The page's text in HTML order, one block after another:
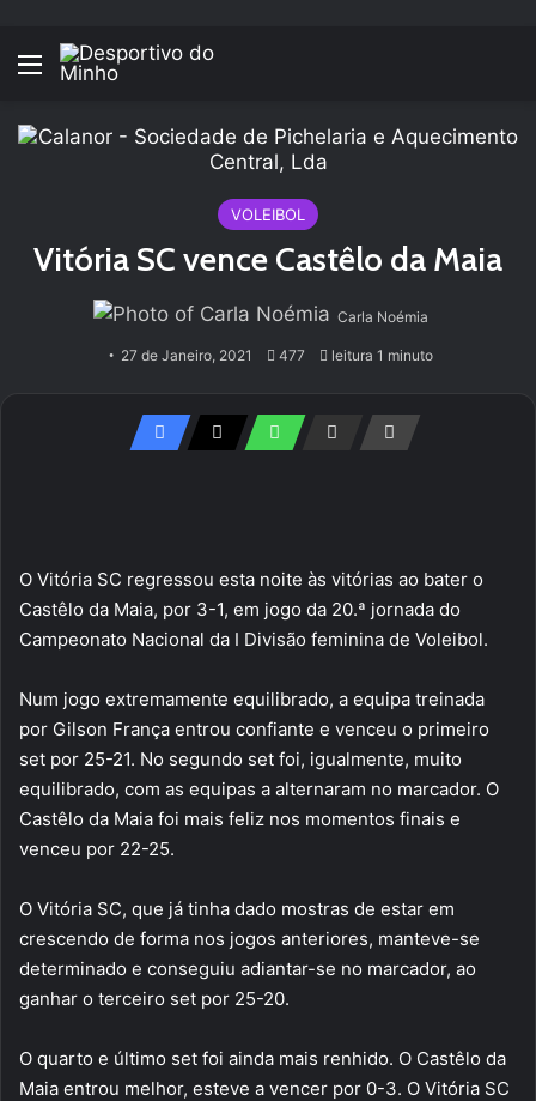
Menu
VOLEIBOL
Vitória SC vence Castêlo da Maia
Carla Noémia
27 de Janeiro, 2021 477 leitura 1 minuto
O Vitória SC regressou esta noite às vitórias ao bater o
Castêlo da Maia, por 3-1, em jogo da 20.ª jornada do
Campeonato Nacional da I Divisão feminina de Voleibol.
Num jogo extremamente equilibrado, a equipa treinada
por Gilson França entrou confiante e venceu o primeiro
set por 25-21. No segundo set foi, igualmente, muito
equilibrado, com as equipas a alternaram no marcador. O
Castêlo da Maia foi mais feliz nos momentos finais e
venceu por 22-25.
O Vitória SC, que já tinha dado mostras de estar em
crescendo de forma nos jogos anteriores, manteve-se
determinado e conseguiu adiantar-se no marcador, ao
ganhar o terceiro set por 25-20.
O quarto e último set foi ainda mais renhido. O Castêlo da
Maia entrou melhor, esteve a vencer por 0-3. O Vitória SC